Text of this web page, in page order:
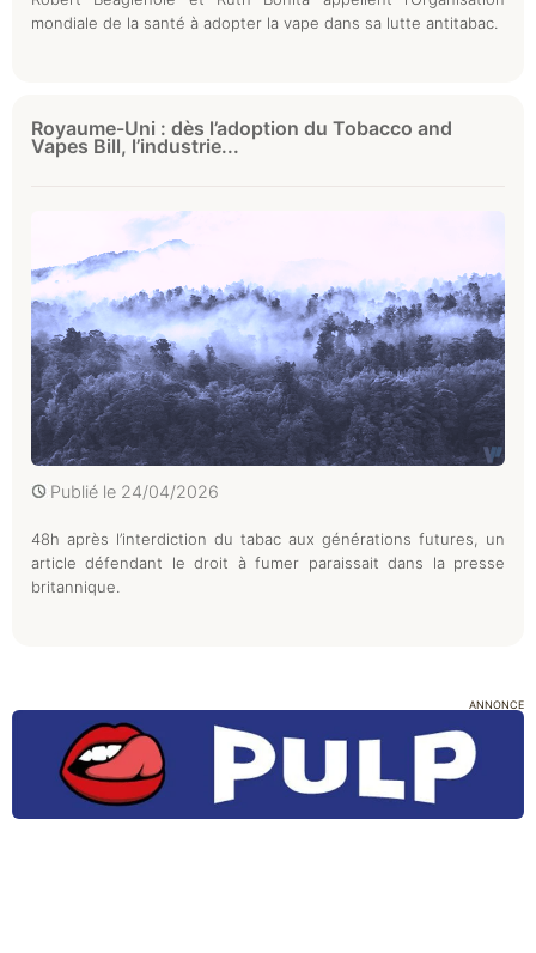
mondiale de la santé à adopter la vape dans sa lutte antitabac.
Royaume-Uni : dès l’adoption du Tobacco and
Vapes Bill, l’industrie...
Publié le 24/04/2026
48h après l’interdiction du tabac aux générations futures, un
article défendant le droit à fumer paraissait dans la presse
britannique.
ANNONCE